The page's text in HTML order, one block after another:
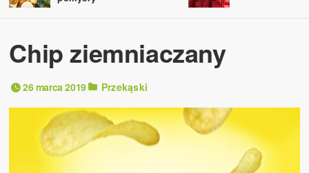
Chip ziemniaczany
26 marca 2019 Przekąski